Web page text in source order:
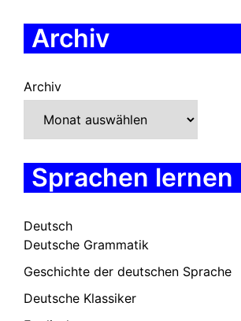
Archiv
Archiv
Sprachen lernen
Deutsch
Deutsche Grammatik
Geschichte der deutschen Sprache
Deutsche Klassiker